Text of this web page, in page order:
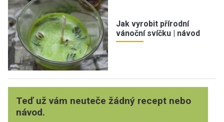
Jak vyrobit přírodní
vánoční svíčku | návod
Teď už vám neuteče žádný recept nebo
návod.